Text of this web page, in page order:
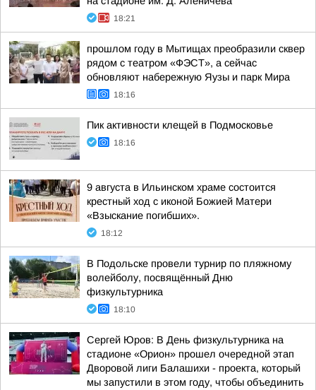
18:21
прошлом году в Мытищах преобразили сквер
рядом с театром «ФЭСТ», а сейчас
обновляют набережную Яузы и парк Мира
18:16
Пик активности клещей в Подмосковье
18:16
9 августа в Ильинском храме состоится
крестный ход с иконой Божией Матери
«Взыскание погибших».
18:12
В Подольске провели турнир по пляжному
волейболу, посвящённый Дню
физкультурника
18:10
Сергей Юров: В День физкультурника на
стадионе «Орион» прошел очередной этап
Дворовой лиги Балашихи - проекта, который
мы запустили в этом году, чтобы объединить